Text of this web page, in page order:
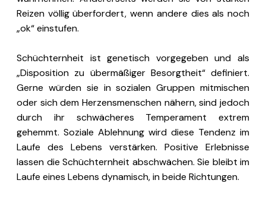
Reizen völlig überfordert, wenn andere dies als noch
„ok“ einstufen.
Schüchternheit ist genetisch vorgegeben und als
„Disposition zu übermäßiger Besorgtheit“ definiert.
Gerne würden sie in sozialen Gruppen mitmischen
oder sich dem Herzensmenschen nähern, sind jedoch
durch ihr schwächeres Temperament extrem
gehemmt. Soziale Ablehnung wird diese Tendenz im
Laufe des Lebens verstärken. Positive Erlebnisse
lassen die Schüchternheit abschwächen. Sie bleibt im
Laufe eines Lebens dynamisch, in beide Richtungen.